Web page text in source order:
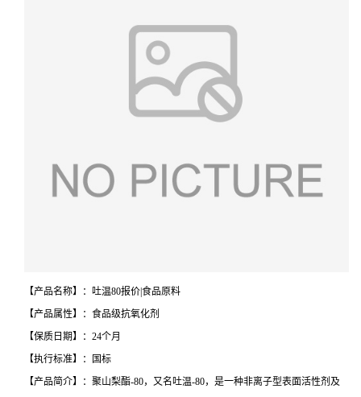
【产品名称】：吐温80报价|食品原料
【产品属性】：食品级抗氧化剂
【保质日期】：24个月
【执行标准】：国标
【产品简介】：聚山梨酯-80，又名吐温-80，是一种非离子型表面活性剂及